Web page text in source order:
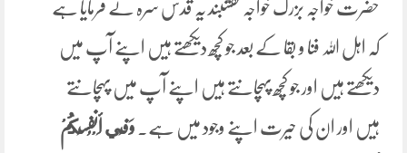
حضرت خواجہ بزرگ خواجہ نقشبند یہ قدس سرہ نے فرمایا ہے
کہ اہل اللہ فنا و بقا کے بعد جو کچھ دیکھتے ہیں اپنے آپ میں
دیکھتے ہیں اور جو کچھ پہچانتے ہیں اپنے آپ میں پہچانتے
ہیں اور ان کی حیرت اپنے وجود میں ہے۔ وَفِي أَنْفُسِكُمْ